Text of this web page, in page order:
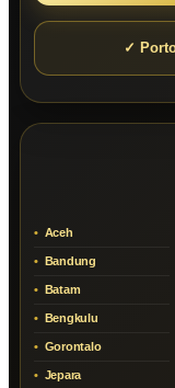
✓
Aceh
Bandung
Batam
Bengkulu
Gorontalo
Jepara